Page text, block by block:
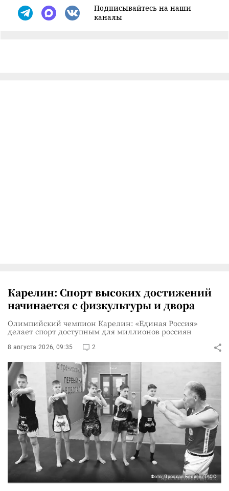
Подписывайтесь на наши
каналы
Карелин: Спорт высоких достижений
начинается с физкультуры и двора
Олимпийский чемпион Карелин: «Единая Россия»
делает спорт доступным для миллионов россиян
8 августа 2026, 09:35 2
Фото: Ярослав Беляев/ТАСС